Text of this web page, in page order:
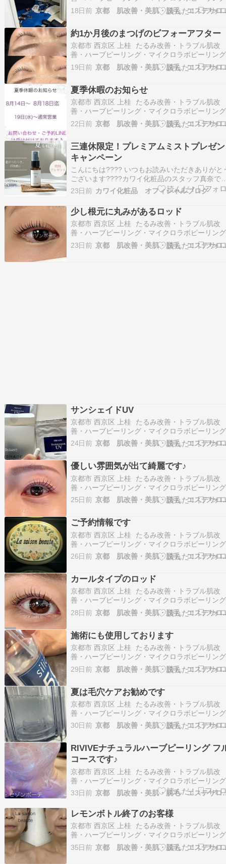
ラミネーションピール・まつげパーマ・エステ
ン La saison beaute（ラ・セゾンボーテ）です
ません～(-_-;) 昨日は連…
18日前 京都 肌改善・美
約1か月後のまつげのビフォーアフター
京都市 西京区 上桂 たるみ改善・トラブル肌改
善・ハーブピーリング・マイクロラボピーリン
ラミネーションピール・まつげパーマ・エステ
ン La saison beaute（ラ・セゾンボーテ）です
たですね(-_-;)38℃です…
19日前 京都 肌改善・美
夏季休暇のお知らせ
京都市 西京区 上桂 たるみ改善・トラブル肌改
善・ハーブピーリング・マイクロラボピーリン
ラミネーションピール・まつげパーマ・エステ
ン La saison beaute（ラ・セゾンボーテ）です
です(-_-;) 8月の夏季…
22日前 京都 肌改善・美
三連休限定！プレミアムミストプレゼ
キャンペーン
こんにちは???? いつもお読みいただきありがと
ございます????カワイ化粧品のスタッフ真奈で
小学生息子と美容、猫が大好きなアラフォーで
す????美容好きが高じて今年からカワイ化粧品
入社しました????美容情報だけでなく、生活、
日々のあれこれお伝えしたいと思います♪\\…
23日前 カワイ化粧品 オフィシャルブログ
少し根元に丸みがあるロッド
京都市 西京区 上桂 たるみ改善・トラブル肌改
善・ハーブピーリング・マイクロラボピーリン
ラミネーションピール・まつげパーマ・エステ
ン La saison beaute（ラ・セゾンボーテ）です
23日前 京都 肌改善・美
サンシェイドUV
京都市 西京区 上桂 たるみ改善・トラブル肌改
善・ハーブピーリング・マイクロラボピーリン
ラミネーションピール・まつげパーマ・エステ
ン La saison beaute（ラ・セゾンボーテ）です
無しでは寝れません～ 今…
24日前 京都 肌改善・美
優しい雰囲気が出て綺麗です♪
京都市 西京区 上桂 たるみ改善・トラブル肌改
善・ハーブピーリング・マイクロラボピーリン
ラミネーションピール・まつげパーマ・エステ
ン La saison beaute（ラ・セゾンボーテ）です
28万人の人出だそうです(>_…
25日前 京都 肌改善・美
ご予約情報です
京都市 西京区 上桂 たるみ改善・トラブル肌改
善・ハーブピーリング・マイクロラボピーリン
ラミネーションピール・まつげパーマ・エステ
ン La saison beaute（ラ・セゾンボーテ）です
す～ご来店のお客様サー…
26日前 京都 肌改善・美
カールタイプのロッド
京都市 西京区 上桂 たるみ改善・トラブル肌改
善・ハーブピーリング・マイクロラボピーリン
ラミネーションピール・まつげパーマ・エステ
ン La saison beaute（ラ・セゾンボーテ）です
大丈夫みたいです！明日14日（…
28日前 京都 肌改善・美
施術にも使用しております
京都市 西京区 上桂 たるみ改善・トラブル肌改
善・ハーブピーリング・マイクロラボピーリン
ラミネーションピール・まつげパーマ・エステ
ン La saison beaute（ラ・セゾンボーテ）です
暑いですね(-_-;) 先日お…
29日前 京都 肌改善・美
夏は毛穴ケアお勧めです
京都市 西京区 上桂 たるみ改善・トラブル肌改
善・ハーブピーリング・マイクロラボピーリン
ラミネーションピール・まつげパーマ・エステ
ン La saison beaute（ラ・セゾンボーテ）です
も暑くなると思いますので皆さま…
30日前 京都 肌改善・美
RIVIVEナチュラルハーブピーリング フ
コースです♪
京都市 西京区 上桂 たるみ改善・トラブル肌改
善・ハーブピーリング・マイクロラボピーリン
ラミネーションピール・まつげパーマ・エステ
ン La saison beaute（ラ・セゾンボーテ）です
おはようございます。 曇ってます～でも雨は大
夫そうですね？まだ梅雨明けして…
33日前 京都 肌改善・美
レモンボトル終了のお客様
京都市 西京区 上桂 たるみ改善・トラブル肌改
善・ハーブピーリング・マイクロラボピーリン
ラミネーションピール・まつげパーマ・エステ
ン La saison beaute（ラ・セゾンボーテ）です
35日前 京都 肌改善・美